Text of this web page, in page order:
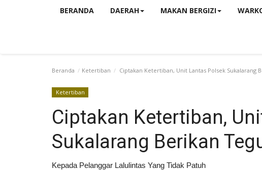
BERANDA DAERAH MAKAN BERGIZI
Beranda Ketertiban Ciptakan Ketertiban, Unit Lantas Polsek Sukalarang
Ketertiban
Ciptakan Ketertiban,
Sukalarang Berikan
Kepada Pelanggar Lalulintas Yang Tidak Patuh